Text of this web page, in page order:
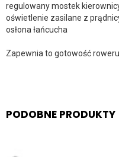
regulowany mostek
oświetlenie zasilane z
osłona łańcucha
Zapewnia to gotowość
PODOBNE PRODUKTY